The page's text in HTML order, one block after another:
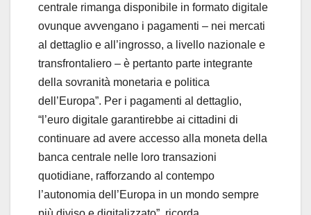
centrale rimanga disponibile in formato digitale
ovunque avvengano i pagamenti – nei mercati
al dettaglio e all’ingrosso, a livello nazionale e
transfrontaliero – è pertanto parte integrante
della sovranità monetaria e politica
dell’Europa”. Per i pagamenti al dettaglio,
“l’euro digitale garantirebbe ai cittadini di
continuare ad avere accesso alla moneta della
banca centrale nelle loro transazioni
quotidiane, rafforzando al contempo
l’autonomia dell’Europa in un mondo sempre